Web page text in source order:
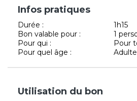
Infos pratiques
Durée :
1h15
Bon valable pour :
1
Pour qui :
Pour
Pour quel âge :
Utilisation du bon